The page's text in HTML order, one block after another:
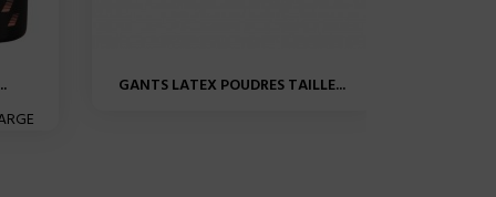
GANTS LATEX POUDRES TAILLE...